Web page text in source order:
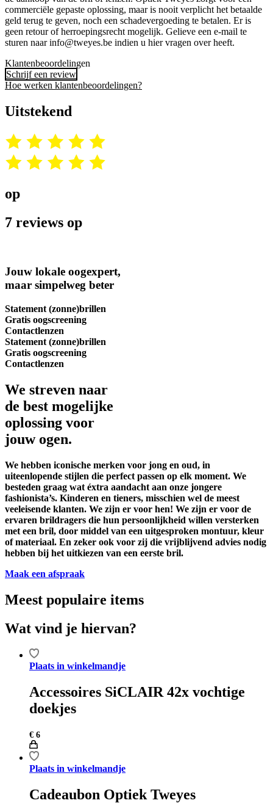
commerciële gepaste oplossing, maar is nooit verplicht het betaalde
geld terug te geven, noch een schadevergoeding te betalen. Er is
geen retour of herroepingsrecht mogelijk. Gelieve een e-mail te
sturen naar info@tweyes.be indien u hier vragen over heeft.
Klantenbeoordelingen
Schrijf een review
Hoe werken klantenbeoordelingen?
Uitstekend
op
7 reviews op
Jouw lokale oogexpert,
maar simpelweg beter
Statement (zonne)brillen
Gratis oogscreening
Contactlenzen
Statement (zonne)brillen
Gratis oogscreening
Contactlenzen
We streven naar
de best mogelijke
oplossing voor
jouw ogen.
We hebben iconische merken voor jong en oud, in
uiteenlopende stijlen die perfect passen op elk moment. We
besteden graag wat éxtra aandacht aan onze jongere
fashionista’s. Kinderen en tieners, misschien wel de meest
veeleisende klanten. We zijn er voor hen! We zijn er voor de
ervaren brildragers die hun persoonlijkheid willen versterken
met een bril, door middel van een uitgesproken montuur, kleur
of materiaal. En zeker ook voor zij die vrijblijvend advies nodig
hebben bij het uitkiezen van een eerste bril.
Maak een afspraak
Meest populaire items
Wat vind je hiervan?
Plaats in winkelmandje
Accessoires SiCLAIR 42x vochtige
doekjes
€ 6
Plaats in winkelmandje
Cadeaubon Optiek Tweyes